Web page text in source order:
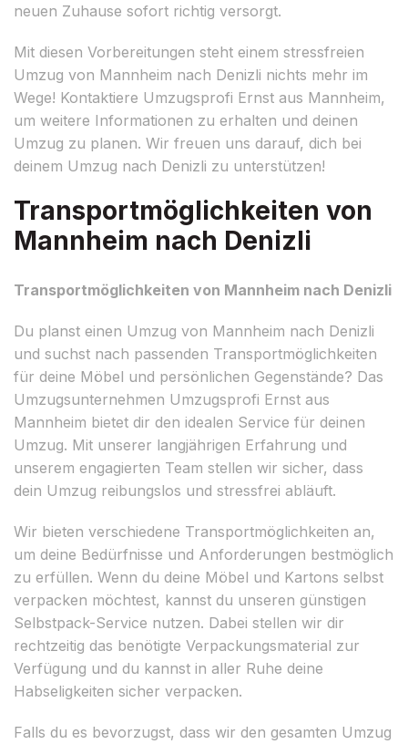
neuen Zuhause sofort richtig versorgt.
Mit diesen Vorbereitungen steht einem stressfreien
Umzug von Mannheim nach Denizli nichts mehr im
Wege! Kontaktiere Umzugsprofi Ernst aus Mannheim,
um weitere Informationen zu erhalten und deinen
Umzug zu planen. Wir freuen uns darauf, dich bei
deinem Umzug nach Denizli zu unterstützen!
Transportmöglichkeiten von
Mannheim nach Denizli
Transportmöglichkeiten von Mannheim nach Denizli
Du planst einen Umzug von Mannheim nach Denizli
und suchst nach passenden Transportmöglichkeiten
für deine Möbel und persönlichen Gegenstände? Das
Umzugsunternehmen Umzugsprofi Ernst aus
Mannheim bietet dir den idealen Service für deinen
Umzug. Mit unserer langjährigen Erfahrung und
unserem engagierten Team stellen wir sicher, dass
dein Umzug reibungslos und stressfrei abläuft.
Wir bieten verschiedene Transportmöglichkeiten an,
um deine Bedürfnisse und Anforderungen bestmöglich
zu erfüllen. Wenn du deine Möbel und Kartons selbst
verpacken möchtest, kannst du unseren günstigen
Selbstpack-Service nutzen. Dabei stellen wir dir
rechtzeitig das benötigte Verpackungsmaterial zur
Verfügung und du kannst in aller Ruhe deine
Habseligkeiten sicher verpacken.
Falls du es bevorzugst, dass wir den gesamten Umzug